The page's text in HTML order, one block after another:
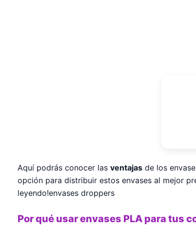
Aquí podrás conocer las ventajas de los
opción para distribuir estos envases al mejor
leyendo!envases droppers
Por qué usar envases PLA para tus